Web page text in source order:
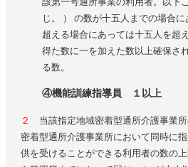
じ。 ） の数が十五人までの場合
超える場合にあっては十五人を超
得た数に一を加えた数以上確保さ
る数。
④機能訓練指導員 １以上
２
当該指定地域密着型通所介護事業
密着型通所介護事業所において同時に
供を受けることができる利用者の数の